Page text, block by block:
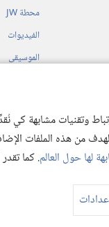
وتقنيات مشابهة كي
من هذه الملفات
لها حول العالم. كما
محطة‏ ‏JW
الفيديوات
الموسيقى
of Pennsylvania